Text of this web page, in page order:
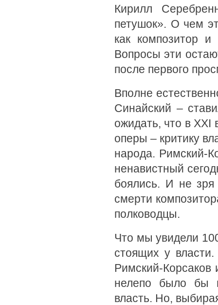
Кирилл
петушок». О чем
как композитор и
Вопросы эти
после первого
Вполне
Синайский –
ожидать, что в XXI
оперы – критику
народа. Римский-
ненавистный
боялись. И не
смерти
полководцы.
Что мы увидели
стоящих у
Римский-Корсаков
нелепо было бы
власть. Но,